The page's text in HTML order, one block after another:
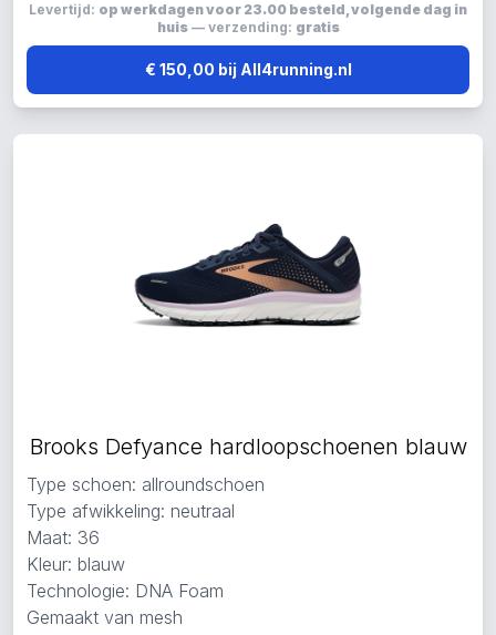
Levertijd: op werkdagen voor 23.00 besteld, volgende dag in
huis— verzending: gratis
€ 150,00 bij All4running.nl
Brooks Defyance hardloopschoenen blauw
Type schoen: allroundschoen
Type afwikkeling: neutraal
Maat: 36
Kleur: blauw
Technologie: DNA Foam
Gemaakt van mesh